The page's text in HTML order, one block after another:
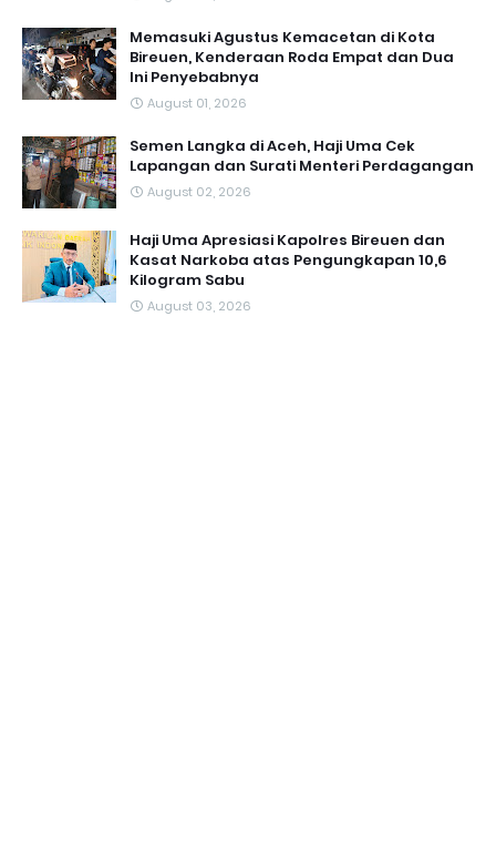
Memasuki Agustus Kemacetan di Kota
Bireuen, Kenderaan Roda Empat dan Dua
Ini Penyebabnya
August 01, 2026
Semen Langka di Aceh, Haji Uma Cek
Lapangan dan Surati Menteri Perdagangan
August 02, 2026
Haji Uma Apresiasi Kapolres Bireuen dan
Kasat Narkoba atas Pengungkapan 10,6
Kilogram Sabu
August 03, 2026